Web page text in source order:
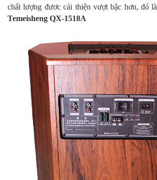
chất lượng đươc cải thiện vượt bậc hơn, đó là
Temeisheng QX-1518A